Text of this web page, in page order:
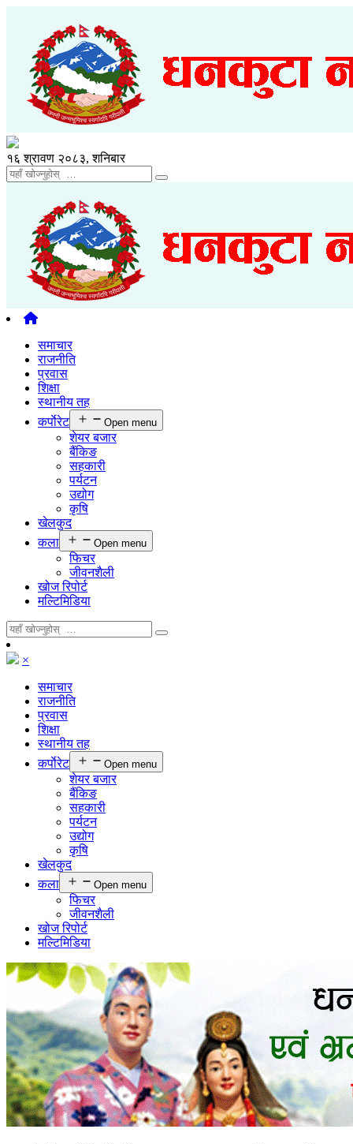
१६ श्रावण २०८३, शनिबार
समाचार
राजनीति
प्रवास
शिक्षा
स्थानीय तह
कर्पाेरेट
Open menu
शेयर बजार
बैंकिङ
सहकारी
पर्यटन
उद्योग
कृषि
खेलकुद
कला
Open menu
फिचर
जीवनशैली
खोज रिपोर्ट
मल्टिमिडिया
×
समाचार
राजनीति
प्रवास
शिक्षा
स्थानीय तह
कर्पाेरेट
Open menu
शेयर बजार
बैंकिङ
सहकारी
पर्यटन
उद्योग
कृषि
खेलकुद
कला
Open menu
फिचर
जीवनशैली
खोज रिपोर्ट
मल्टिमिडिया